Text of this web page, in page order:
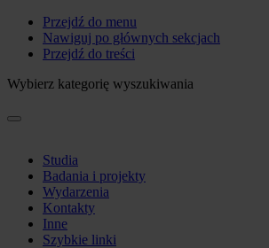
Przejdź do menu
Nawiguj po głównych sekcjach
Przejdź do treści
Wybierz kategorię wyszukiwania
Studia
Badania i projekty
Wydarzenia
Kontakty
Inne
Szybkie linki